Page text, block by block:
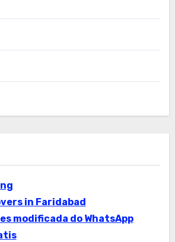
in Faridabad
modificada do WhatsApp